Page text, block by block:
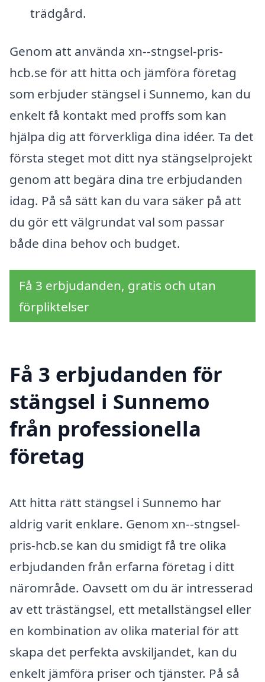
trädgård.
Genom att använda xn--stngsel-pris-
hcb.se för att hitta och jämföra företag
som erbjuder stängsel i Sunnemo, kan du
enkelt få kontakt med proffs som kan
hjälpa dig att förverkliga dina idéer. Ta det
första steget mot ditt nya stängselprojekt
genom att begära dina tre erbjudanden
idag. På så sätt kan du vara säker på att
du gör ett välgrundat val som passar
både dina behov och budget.
Få 3 erbjudanden, gratis och utan
förpliktelser
Få 3 erbjudanden för
stängsel i Sunnemo
från professionella
företag
Att hitta rätt stängsel i Sunnemo har
aldrig varit enklare. Genom xn--stngsel-
pris-hcb.se kan du smidigt få tre olika
erbjudanden från erfarna företag i ditt
närområde. Oavsett om du är intresserad
av ett trästängsel, ett metallstängsel eller
en kombination av olika material för att
skapa det perfekta avskiljandet, kan du
enkelt jämföra priser och tjänster. På så